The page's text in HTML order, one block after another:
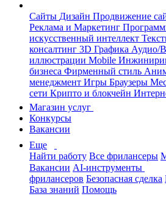
Сайты Дизайн Продвижение
Реклама и Маркетинг
искусственный интеллект
консалтинг 3D Графика Аудио/
иллюстрации Mobile
бизнеса Фирменный стиль
менеджмент Игры Браузеры
сети Крипто и блокчейн
Магазин услуг
Конкурсы
Вакансии
Еще
Найти работу Все фрилансеры
Вакансии AI-инструменты
фрилансеров Безопасная сделка
База знаний Помощь